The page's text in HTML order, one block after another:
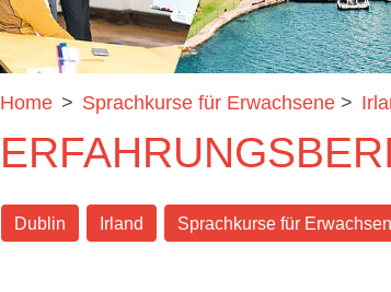
Home > Sprachkurse für Erwachsene >
Dublin Irland Sprachkurse für